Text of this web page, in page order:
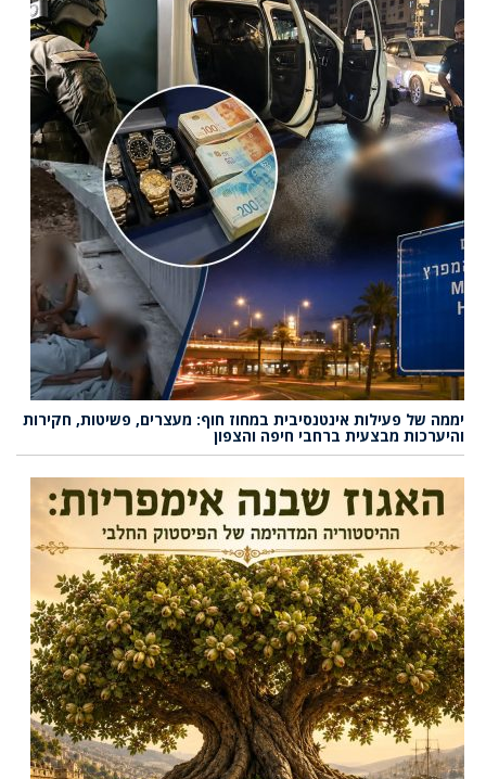
יממה של פעילות אינטנסיבית במחוז חוף: מעצרים, פשיטות, חקירות
והיערכות מבצעית ברחבי חיפה והצפון